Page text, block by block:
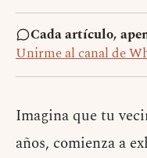
Cada artículo,
Unirme al canal de
Imagina que tu
años, comienza a